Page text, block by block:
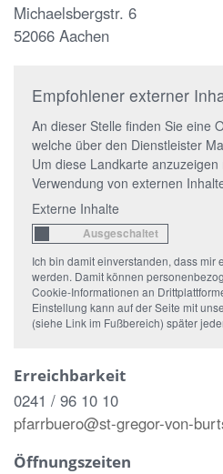
Michaelsbergstr. 6
52066 Aachen
Empfohlener externer
An dieser Stelle finden Sie eine
welche über den Dienstleister
Um diese Landkarte
Verwendung von externen
Externe Inhalte
Ich bin damit einverstanden, dass mir
werden. Damit können
Cookie-Informationen an
Einstellung kann auf der Seite mit
(siehe Link im Fußbereich) später
Erreichbarkeit
0241 / 96 10 10
pfarrbuero@st-gregor-von-
Öffnungszeiten